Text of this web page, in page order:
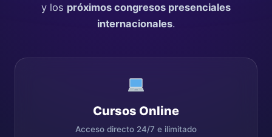
y los próximos congresos presenciales
internacionales.
Cursos Online
Acceso directo 24/7 e ilimitado